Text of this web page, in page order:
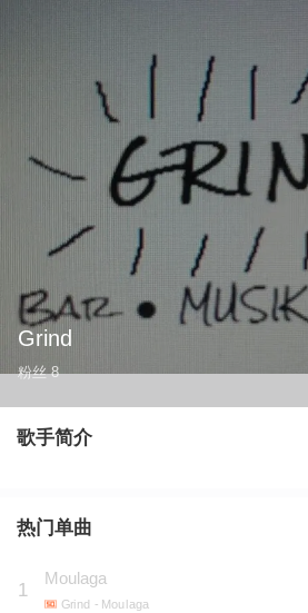
Grind
粉丝 8
歌手简介
热门单曲
1
Moulaga
Grind - Moulaga